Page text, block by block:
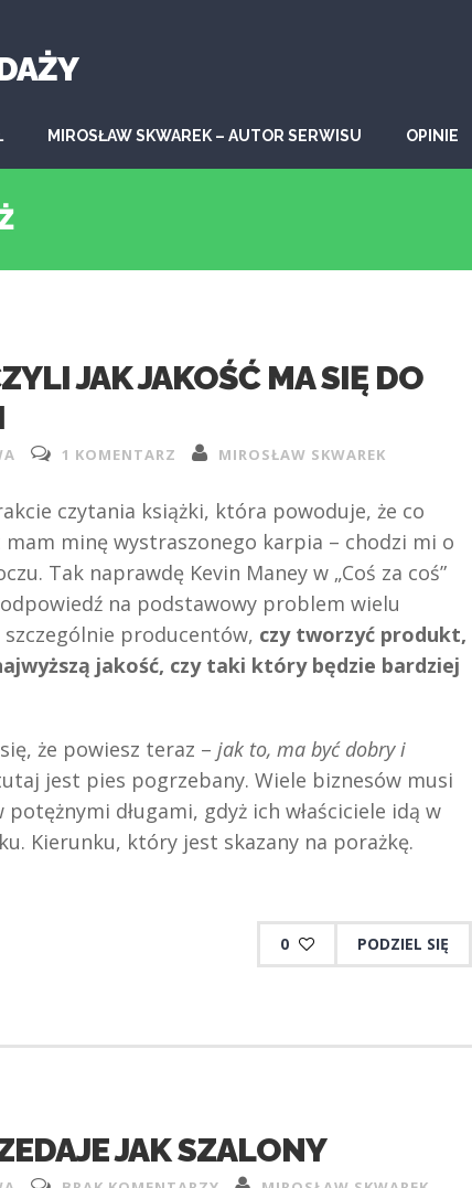
MIROSŁAW SKWAREK – AUTOR SERWISU OPINIE
JAK JAKOŚĆ MA SIĘ DO
1 KOMENTARZ MIROSŁAW SKWAREK
czytania książki, która powoduje, że co
minę wystraszonego karpia – chodzi mi o
Tak naprawdę Kevin Maney w „Coś za coś”
na podstawowy problem wielu
szczególnie producentów, czy tworzyć produkt,
jakość, czy taki który będzie bardziej
że powiesz teraz – jak to, ma być dobry i
jest pies pogrzebany. Wiele biznesów musi
potężnymi długami, gdyż ich właściciele idą w
Kierunku, który jest skazany na porażkę.
0 PODZIEL SIĘ
JAK SZALONY